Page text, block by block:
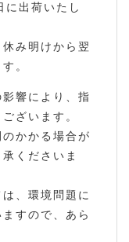
出荷いたし
み明けから翌
。
響により、指
ざいます。
かかる場合が
くださいま
、環境問題に
すので、あら